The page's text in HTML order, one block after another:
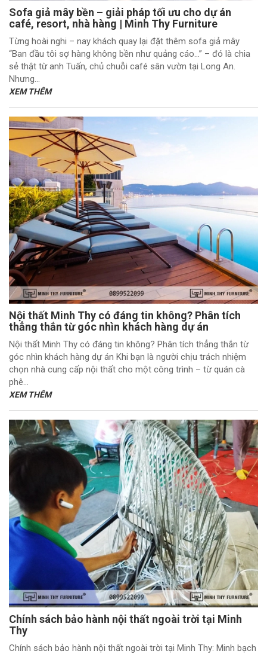
Sofa giả mây bền – giải pháp tối ưu cho dự án
café, resort, nhà hàng | Minh Thy Furniture
Từng hoài nghi – nay khách quay lại đặt thêm sofa giả mây
“Ban đầu tôi sợ hàng không bền như quảng cáo…” – đó là chia
sẻ thật từ anh Tuấn, chủ chuỗi café sân vườn tại Long An.
Nhưng...
XEM THÊM
Nội thất Minh Thy có đáng tin không? Phân tích
thẳng thắn từ góc nhìn khách hàng dự án
Nội thất Minh Thy có đáng tin không? Phân tích thẳng thắn từ
góc nhìn khách hàng dự án Khi bạn là người chịu trách nhiệm
chọn nhà cung cấp nội thất cho một công trình – từ quán cà
phê...
XEM THÊM
Chính sách bảo hành nội thất ngoài trời tại Minh
Thy
Chính sách bảo hành nội thất ngoài trời tại Minh Thy: Minh bạch